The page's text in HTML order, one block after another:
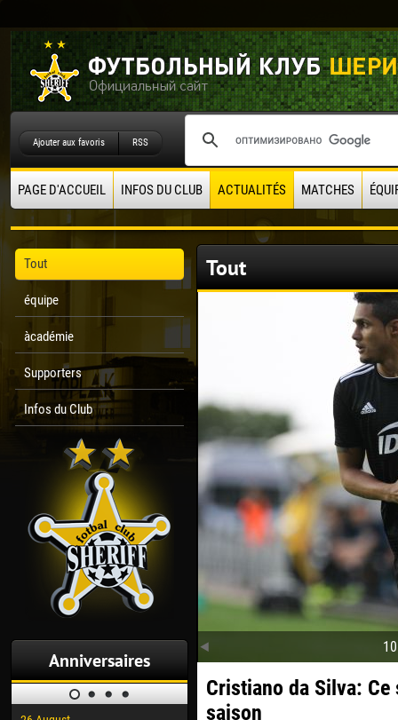
Ajouter aux favoris RSS
PAGE D'ACCUEIL INFOS DU CLUB ACTUALITÉS MATCHES
Tout
équipe
àcadémie
Supporters
Infos du Club
Anniversaires
Tout
Cristiano da Silva:
saison